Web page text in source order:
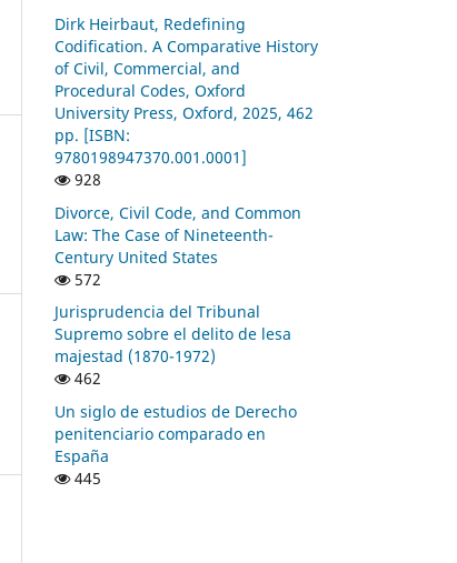
Dirk Heirbaut, Redefining
Codification. A Comparative History
of Civil, Commercial, and
Procedural Codes, Oxford
University Press, Oxford, 2025, 462
pp. [ISBN:
9780198947370.001.0001]
928
Divorce, Civil Code, and Common
Law: The Case of Nineteenth-
Century United States
572
Jurisprudencia del Tribunal
Supremo sobre el delito de lesa
majestad (1870-1972)
462
Un siglo de estudios de Derecho
penitenciario comparado en
España
445